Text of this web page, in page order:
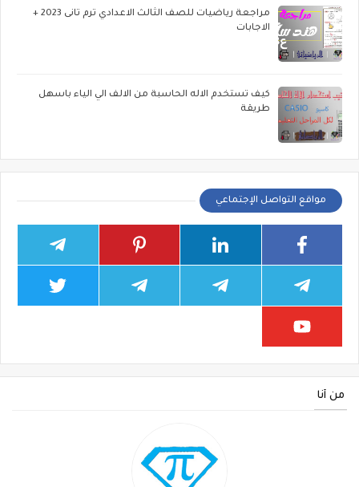
مراجعة رياضيات للصف الثالث الاعدادي ترم تانى 2023 +
الاجابات
كيف تستخدم الاله الحاسبة من الالف الي الياء باسهل
طريقة
مواقع التواصل الإجتماعي
من أنا